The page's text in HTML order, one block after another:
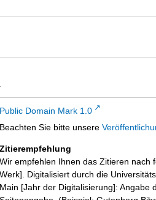
Public Domain Mark 1.0
Beachten Sie bitte unsere
Zitierempfehlung
Wir empfehlen Ihnen das Zitieren nach
Werk]. Digitalisiert durch die
Main [Jahr der Digitalisierung]: Angabe